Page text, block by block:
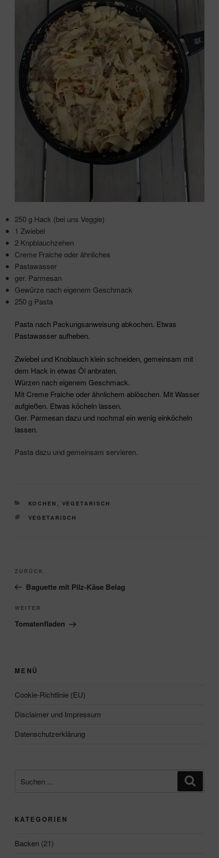
250 g Hack (bei uns Veggie)
1 Zwiebel
2 Knpblauchzehen
Creme Fraiche oder ähnliches
Pastawasser
ger. Parmesan
Gewürze nach eigenem Geschmack
250 g Pasta
Pasta nach Packungsanweisung abkochen. Etwas
Pastawasser aufheben.
Zwiebel und Knoblauch klein schneiden, gemeinsam mit
dem Hack in etwas Öl anbraten.
Würzen nach eigenem Geschmack.
Mit Creme Fraiche oder ähnlichem ablöschen. Mit Wasser
aufgießen. Etwas köcheln lassen.
Ger. Parmesan dazu und nochmal ein wenig einköcheln
lassen.
Pasta dazu und gemeinsam servieren.
KATEGORIEN
KOCHEN , VEGETARISCH
SCHLAGWÖRTER
VEGETARISCH
Beitragsnavigation
Vorheriger
Beitrag
ZURÜCK
Baguette mit Pilz-Käse Belag
Nächster
Beitrag
WEITER
Tomatenfladen
MENÜ
Cookie-Richtlinie (EU)
Disclaimer und Impressum
Datenschutzerklärung
nach:
KATEGORIEN
Backen (21)